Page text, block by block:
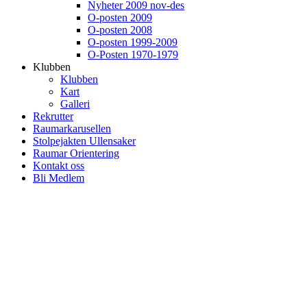
Nyheter 2009 nov-des
O-posten 2009
O-posten 2008
O-posten 1999-2009
O-Posten 1970-1979
Klubben
Klubben
Kart
Galleri
Rekrutter
Raumarkarusellen
Stolpejakten Ullensaker
Raumar Orientering
Kontakt oss
Bli Medlem